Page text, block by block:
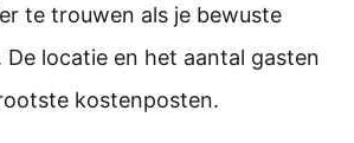
te trouwen als je bewuste
De locatie en het aantal gasten
kostenposten.